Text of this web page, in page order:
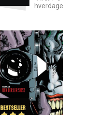
hverdage